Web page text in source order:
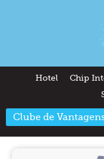
Hotel Chip
Clube de